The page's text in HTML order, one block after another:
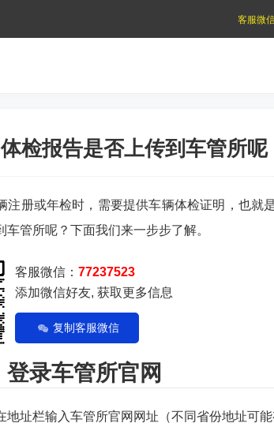
检报告是否上传到车管所呢
注册或年检时，需要提供车辆体检证明，也就
车管所呢？下面我们来一步步了解。
客服微信： 77237523
添加微信好友, 获取更多信息
复制客服微信
录车管所官网
地址栏输入车管所官网网址（不同省份地址可能
客服微